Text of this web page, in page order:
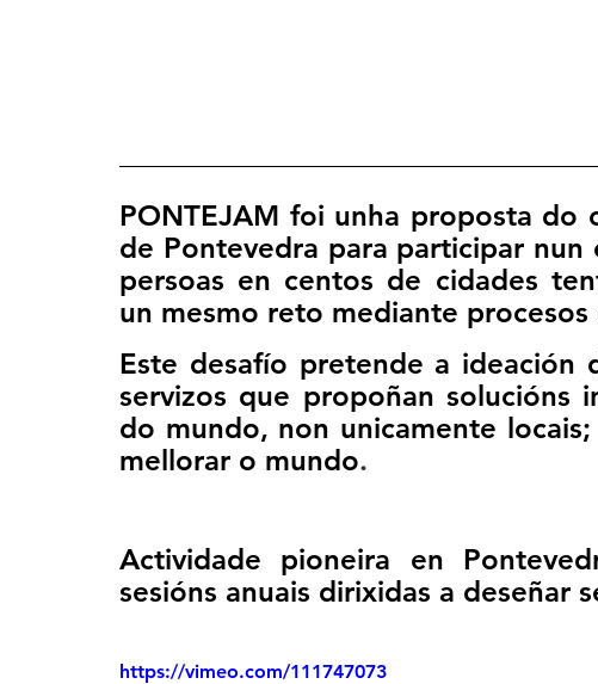
PONTEJAM foi unha proposta do
de Pontevedra para participar
persoas en centos de cidades
un mesmo reto mediante
Este desafío pretende a
servizos que propoñan solucións
do mundo, non unicamente
mellorar o mundo.
Actividade pioneira en
sesións anuais dirixidas a deseñar
https://vimeo.com/111747073